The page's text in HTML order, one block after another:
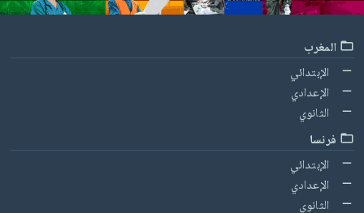
المغرب
الإبتدائي
الإعدادي
الثانوي
فرنسا
الإبتدائي
الإعدادي
الثانوي